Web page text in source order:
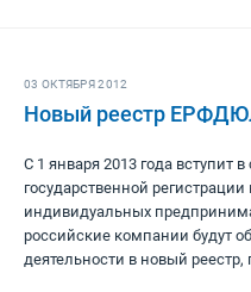
03 ОКТЯБРЯ 2012
Новый реестр
С 1 января 2013 года вступит
государственной
индивидуальных
российские компании будут
деятельности в новый